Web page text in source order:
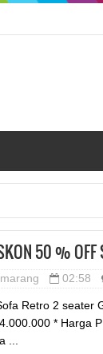
50 % OFF
02:58
Retro 2 seater
* Harga
...